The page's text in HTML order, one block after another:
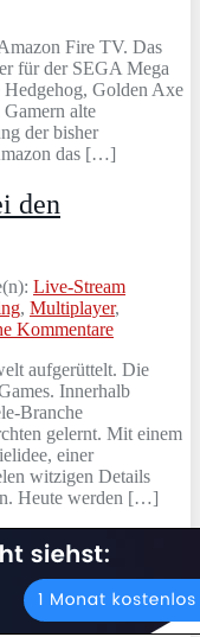
Fire TV. Das
für der SEGA Mega
Golden Axe
alte
der bisher
das […]
den
Live-Stream
, Multiplayer,
Kommentare
aufgerüttelt. Die
Innerhalb
Branche
gelernt. Mit einem
einer
witzigen Details
Heute werden […]